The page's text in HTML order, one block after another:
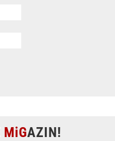
MiGAZIN!